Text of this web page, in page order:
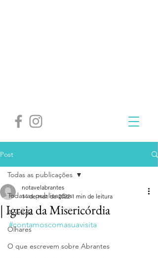
Post
Todas as publicações
Agenda
Olhares
O que escrevem sobre Abrantes
Todas as publicações
| Igreja da Misericórdia
notavelabrantes
14 de mar. de 2022 1 min de leitura
#contamoscomasuavisita